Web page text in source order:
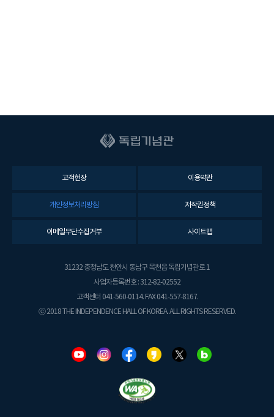
고객헌장 이용약관
개인정보처리방침 저작권정책
이메일무단수집거부 사이트맵
31232 충청남도 천안시 동남구 목천읍 독립기념관로 1
사업자등록번호 : 312-82-02552
고객센터 041-560-0114. FAX 041-557-8167.
ⓒ 2018 THE INDEPENDENCE HALL OF KOREA. ALL RIGHTS RESERVED.